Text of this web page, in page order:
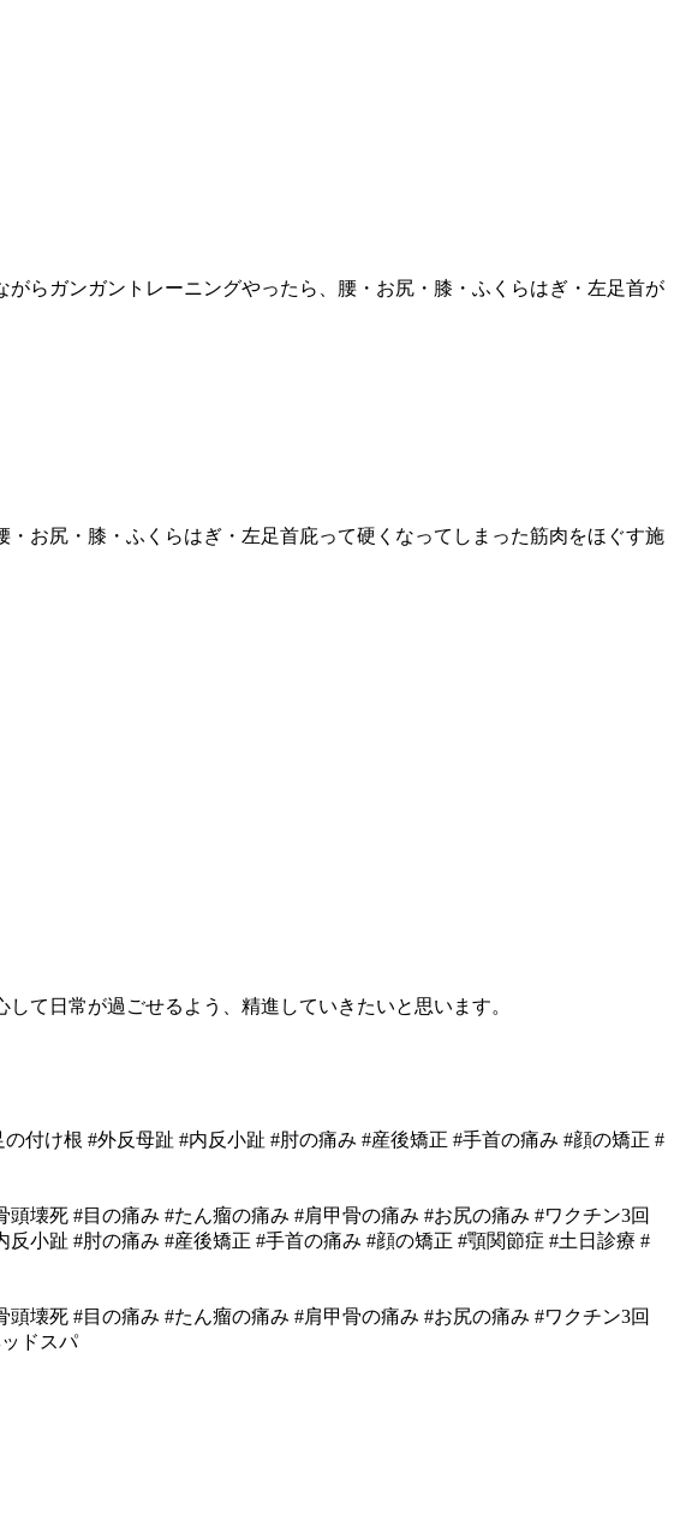
らガンガントレーニングやったら、腰・お尻・膝・ふくらはぎ・左足首が
お尻・膝・ふくらはぎ・左足首庇って硬くなってしまった筋肉をほぐす施
て日常が過ごせるよう、精進していきたいと思います。
付け根 #外反母趾 #内反小趾 #肘の痛み #産後矯正 #手首の痛み #顔の矯正 #
壊死 #目の痛み #たん瘤の痛み #肩甲骨の痛み #お尻の痛み #ワクチン3回
趾 #肘の痛み #産後矯正 #手首の痛み #顔の矯正 #顎関節症 #土日診療 #
壊死 #目の痛み #たん瘤の痛み #肩甲骨の痛み #お尻の痛み #ワクチン3回
ドスパ